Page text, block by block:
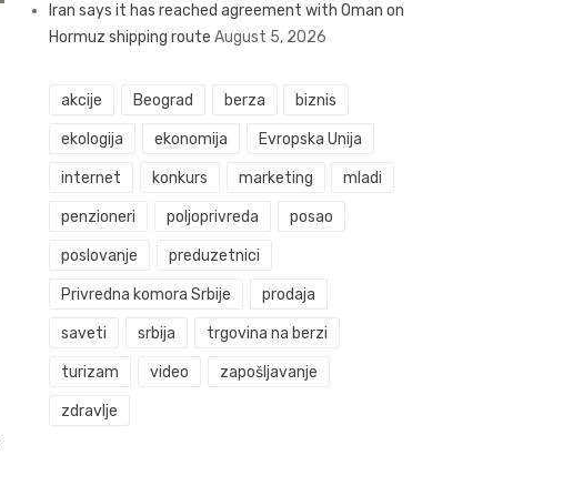
Iran says it has reached agreement with Oman on
Hormuz shipping route August 5, 2026
akcije Beograd berza biznis
ekologija ekonomija Evropska Unija
internet konkurs marketing mladi
penzioneri poljoprivreda posao
poslovanje preduzetnici
Privredna komora Srbije prodaja
saveti srbija trgovina na berzi
turizam video zapošljavanje
zdravlje